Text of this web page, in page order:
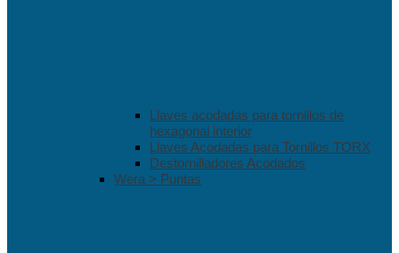
Llaves acodadas para tornillos de
hexagonal interior
Llaves Acodadas para Tornillos TORX
Destornilladores Acodados
Wera > Puntas